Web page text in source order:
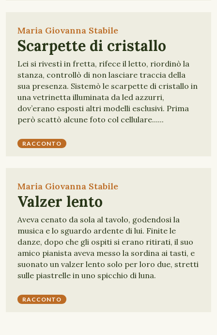
Maria Giovanna Stabile
Scarpette di cristallo
Lei si rivestì in fretta, rifece il letto, riordinò la
stanza, controllò di non lasciare traccia della
sua presenza. Sistemò le scarpette di cristallo in
una vetrinetta illuminata da led azzurri,
dov’erano esposti altri modelli esclusivi. Prima
però scattò alcune foto col cellulare......
RACCONTO
Maria Giovanna Stabile
Valzer lento
Aveva cenato da sola al tavolo, godendosi la
musica e lo sguardo ardente di lui. Finite le
danze, dopo che gli ospiti si erano ritirati, il suo
amico pianista aveva messo la sordina ai tasti, e
suonato un valzer lento solo per loro due, stretti
sulle piastrelle in uno spicchio di luna.
RACCONTO